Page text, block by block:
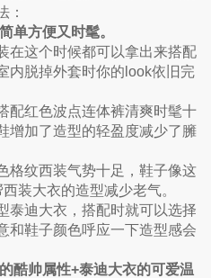
：
单方便又时髦。
在这个时候都可以拿出来搭配
内脱掉外套时你的look依旧完
配红色波点连体裤清爽时髦十
增加了造型的轻盈度减少了臃
格纹西装气势十足，鞋子像这
装大衣的造型减少老气。
泰迪大衣，搭配时就可以选择
和鞋子颜色呼应一下造型感会
酷帅属性+泰迪大衣的可爱温